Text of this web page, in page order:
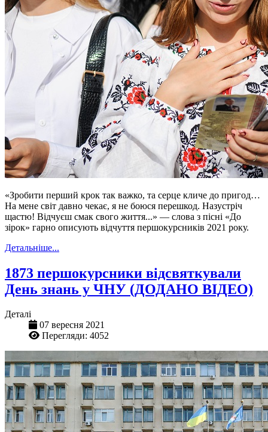
«Зробити перший крок так важко, та серце кличе до пригод…
На мене світ давно чекає, я не боюся перешкод. Назустріч
щастю! Відчуєш смак свого життя...» — слова з пісні «До
зірок» гарно описують відчуття першокурсників 2021 року.
Детальніше...
1873 першокурсники відсвяткували
День знань у ЧНУ (ДОДАНО ВІДЕО)
Деталі
07 вересня 2021
Перегляди: 4052